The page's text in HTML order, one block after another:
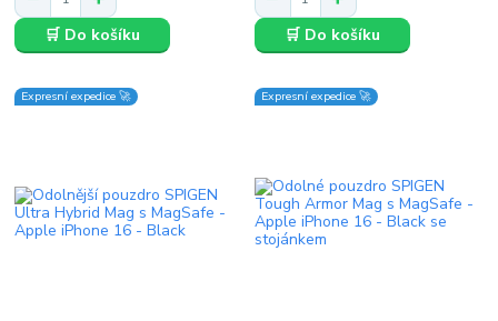
🛒 Do košíku 🛒 Do košíku
Expresní expedice 🚀 Expresní expedice 🚀